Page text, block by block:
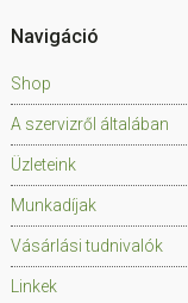
Navigáció
Shop
A szervizről általában
Üzleteink
Munkadíjak
Vásárlási tudnivalók
Linkek